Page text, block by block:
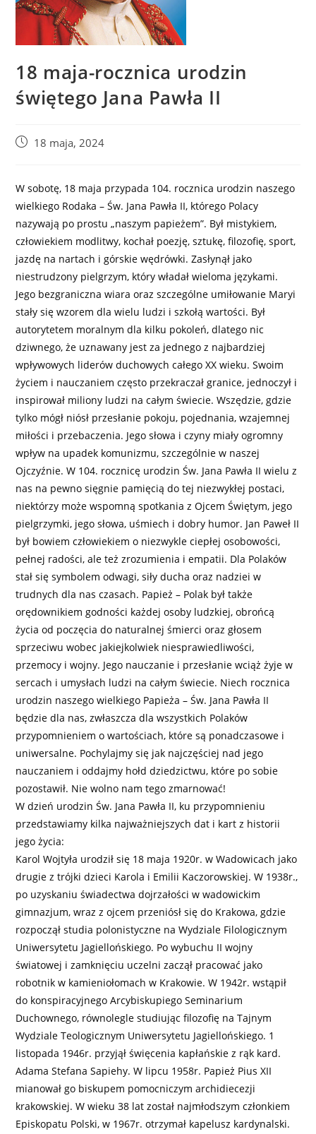
18 maja-rocznica urodzin
świętego Jana Pawła II
18 maja, 2024
W sobotę, 18 maja przypada 104. rocznica urodzin naszego
wielkiego Rodaka – Św. Jana Pawła II, którego Polacy
nazywają po prostu „naszym papieżem”. Był mistykiem,
człowiekiem modlitwy, kochał poezję, sztukę, filozofię, sport,
jazdę na nartach i górskie wędrówki. Zasłynął jako
niestrudzony pielgrzym, który władał wieloma językami.
Jego bezgraniczna wiara oraz szczególne umiłowanie Maryi
stały się wzorem dla wielu ludzi i szkołą wartości. Był
autorytetem moralnym dla kilku pokoleń, dlatego nic
dziwnego, że uznawany jest za jednego z najbardziej
wpływowych liderów duchowych całego XX wieku. Swoim
życiem i nauczaniem często przekraczał granice, jednoczył i
inspirował miliony ludzi na całym świecie. Wszędzie, gdzie
tylko mógł niósł przesłanie pokoju, pojednania, wzajemnej
miłości i przebaczenia. Jego słowa i czyny miały ogromny
wpływ na upadek komunizmu, szczególnie w naszej
Ojczyźnie. W 104. rocznicę urodzin Św. Jana Pawła II wielu z
nas na pewno sięgnie pamięcią do tej niezwykłej postaci,
niektórzy może wspomną spotkania z Ojcem Świętym, jego
pielgrzymki, jego słowa, uśmiech i dobry humor. Jan Paweł II
był bowiem człowiekiem o niezwykle ciepłej osobowości,
pełnej radości, ale też zrozumienia i empatii. Dla Polaków
stał się symbolem odwagi, siły ducha oraz nadziei w
trudnych dla nas czasach. Papież – Polak był także
orędownikiem godności każdej osoby ludzkiej, obrońcą
życia od poczęcia do naturalnej śmierci oraz głosem
sprzeciwu wobec jakiejkolwiek niesprawiedliwości,
przemocy i wojny. Jego nauczanie i przesłanie wciąż żyje w
sercach i umysłach ludzi na całym świecie. Niech rocznica
urodzin naszego wielkiego Papieża – Św. Jana Pawła II
będzie dla nas, zwłaszcza dla wszystkich Polaków
przypomnieniem o wartościach, które są ponadczasowe i
uniwersalne. Pochylajmy się jak najczęściej nad jego
nauczaniem i oddajmy hołd dziedzictwu, które po sobie
pozostawił. Nie wolno nam tego zmarnować!
W dzień urodzin Św. Jana Pawła II, ku przypomnieniu
przedstawiamy kilka najważniejszych dat i kart z historii
jego życia:
Karol Wojtyła urodził się 18 maja 1920r. w Wadowicach jako
drugie z trójki dzieci Karola i Emilii Kaczorowskiej. W 1938r.,
po uzyskaniu świadectwa dojrzałości w wadowickim
gimnazjum, wraz z ojcem przeniósł się do Krakowa, gdzie
rozpoczął studia polonistyczne na Wydziale Filologicznym
Uniwersytetu Jagiellońskiego. Po wybuchu II wojny
światowej i zamknięciu uczelni zaczął pracować jako
robotnik w kamieniołomach w Krakowie. W 1942r. wstąpił
do konspiracyjnego Arcybiskupiego Seminarium
Duchownego, równolegle studiując filozofię na Tajnym
Wydziale Teologicznym Uniwersytetu Jagiellońskiego. 1
listopada 1946r. przyjął święcenia kapłańskie z rąk kard.
Adama Stefana Sapiehy. W lipcu 1958r. Papież Pius XII
mianował go biskupem pomocniczym archidiecezji
krakowskiej. W wieku 38 lat został najmłodszym członkiem
Episkopatu Polski, w 1967r. otrzymał kapelusz kardynalski.